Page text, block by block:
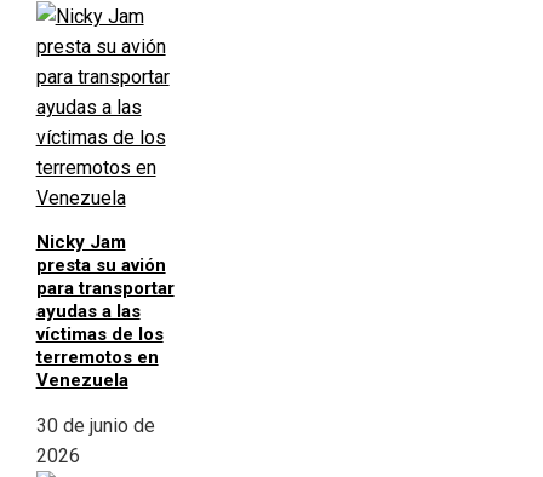
Nicky Jam
presta su avión
para transportar
ayudas a las
víctimas de los
terremotos en
Venezuela
30 de junio de
2026